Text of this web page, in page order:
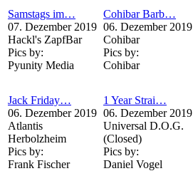
Samstags im…
07. Dezember 2019
Hackl's ZapfBar
Pics by:
Pyunity Media
Cohibar Barb…
06. Dezember 2019
Cohibar
Pics by:
Cohibar
Jack Friday…
06. Dezember 2019
Atlantis
Herbolzheim
Pics by:
Frank Fischer
1 Year Strai…
06. Dezember 2019
Universal D.O.G.
(Closed)
Pics by:
Daniel Vogel